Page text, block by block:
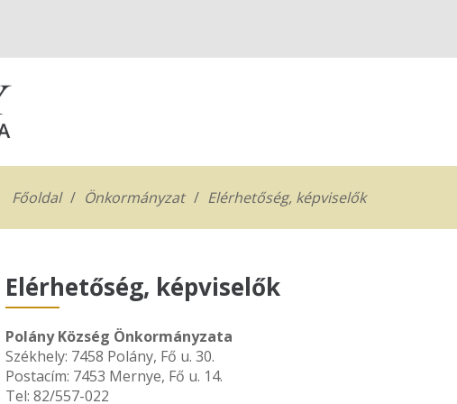
Főoldal Önkormányzat Elérhetőség, képviselők
Elérhetőség, képviselők
Polány Község Önkormányzata
Székhely: 7458 Polány, Fő u. 30.
Postacím: 7453 Mernye, Fő u. 14.
Tel: 82/557-022